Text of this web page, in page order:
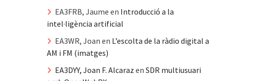
EA3FRB, Jaume en Introducció a la
intel·ligència artificial
EA3WR, Joan en L’escolta de la ràdio digital a
AM i FM (imatges)
EA3DYY, Joan F. Alcaraz en SDR multiusuari